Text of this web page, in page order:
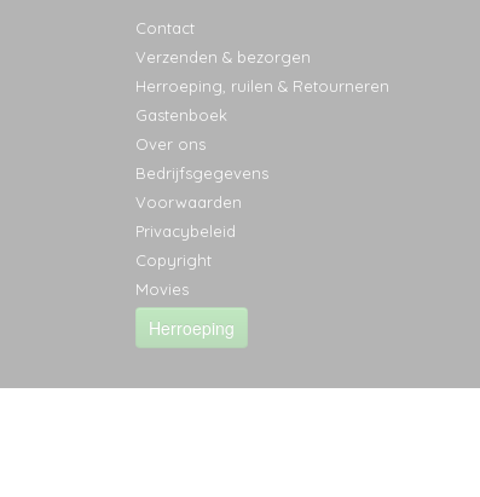
Contact
Verzenden & bezorgen
Herroeping, ruilen & Retourneren
Gastenboek
Over ons
Bedrijfsgegevens
Voorwaarden
Privacybeleid
Copyright
Movies
Herroeping